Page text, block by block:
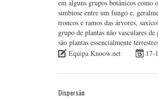
em alguns grupos botânicos como
simbiose entre um fungo e,
troncos e ramos das árvores,
grupo de plantas não vasculares
são plantas essencialmente
Equipa Knoow.net
17-
Dispersão